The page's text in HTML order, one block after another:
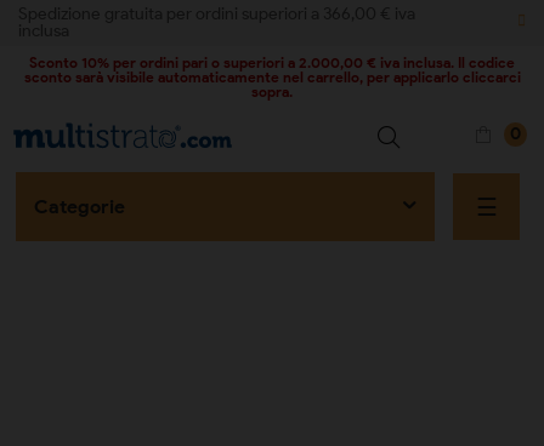
Sconto 10% per ordini pari o superiori a 2.000,00 € iva inclusa. Il codice
sconto sarà visibile automaticamente nel carrello, per applicarlo cliccarci
sopra.
0
Categorie ☰